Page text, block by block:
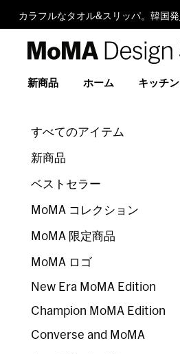
カラフルなタオル&スリッパ。韓国発
新商品 ホーム キッチン
すべてのアイテム
新商品
ベストセラー
MoMA コレクション
MoMA 限定商品
MoMA ロゴ
New Era MoMA Edition
Champion MoMA Edition
Converse and MoMA